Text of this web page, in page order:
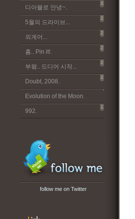
디아블로 안녕~.
3
5월의 드라이브...
2
외계어...
2
흠.. Pin it!.
2
부왘.. 드디어 시작...
2
Doubt, 2008.
2
Evolution of the Moon.
992.
1
follow me on Twitter